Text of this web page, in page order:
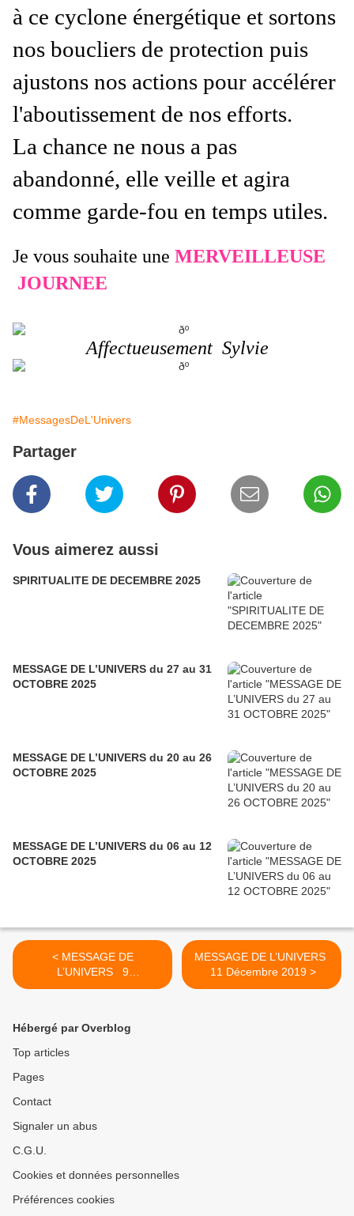
à ce cyclone énergétique et sortons
nos boucliers de protection puis
ajustons nos actions pour accélérer
l'aboutissement de nos efforts.
La chance ne nous a pas
abandonné, elle veille et agira
comme garde-fou en temps utiles.
Je vous souhaite une MERVEILLEUSE
JOURNEE
Affectueusement Sylvie
#MessagesDeL'Univers
Partager
Vous aimerez aussi
SPIRITUALITE DE DECEMBRE 2025
MESSAGE DE L’UNIVERS du 27 au 31
OCTOBRE 2025
MESSAGE DE L’UNIVERS du 20 au 26
OCTOBRE 2025
MESSAGE DE L’UNIVERS du 06 au 12
OCTOBRE 2025
< MESSAGE DE
L’UNIVERS 9
Décembre 2019
MESSAGE DE L’UNIVERS
11 Décembre 2019 >
Hébergé par Overblog
Top articles
Pages
Contact
Signaler un abus
C.G.U.
Cookies et données personnelles
Préférences cookies